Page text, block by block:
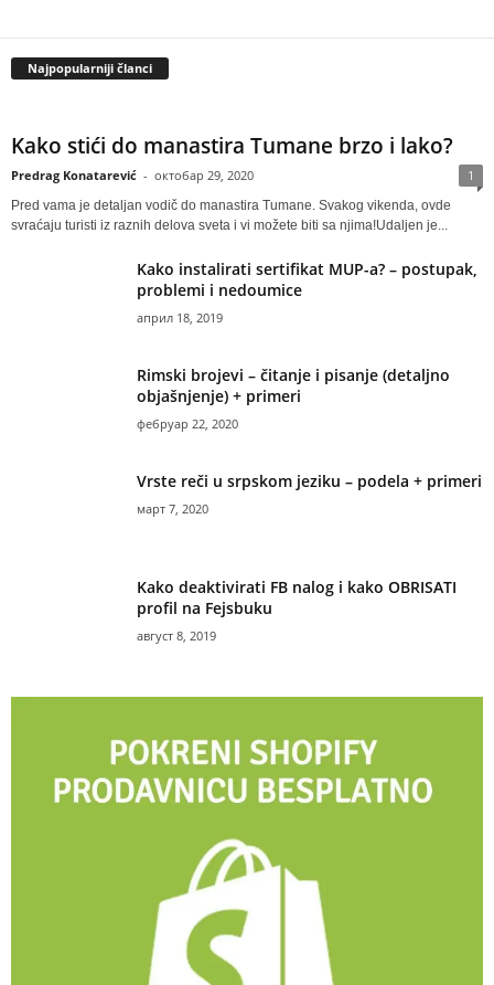
Najpopularniji članci
Kako stići do manastira Tumane brzo i lako?
Predrag Konatarević - октобар 29, 2020 1
Pred vama je detaljan vodič do manastira Tumane. Svakog vikenda, ovde
svraćaju turisti iz raznih delova sveta i vi možete biti sa njima!Udaljen je...
Kako instalirati sertifikat MUP-a? – postupak,
problemi i nedoumice
април 18, 2019
Rimski brojevi – čitanje i pisanje (detaljno
objašnjenje) + primeri
фебруар 22, 2020
Vrste reči u srpskom jeziku – podela + primeri
март 7, 2020
Kako deaktivirati FB nalog i kako OBRISATI
profil na Fejsbuku
август 8, 2019